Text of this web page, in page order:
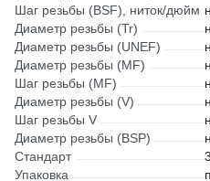
Шаг резьбы (BSF), ниток/дюйм
Диаметр резьбы (Tr)
Диаметр резьбы (UNEF)
Диаметр резьбы (MF)
Шаг резьбы (MF)
Диаметр резьбы (V)
Шаг резьбы V
Диаметр резьбы (BSP)
Стандарт
Упаковка